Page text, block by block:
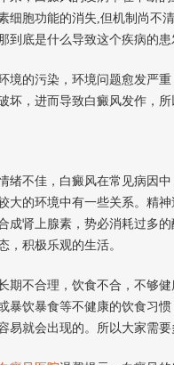
细胞功能的消失,但机制尚不
到底是什么导致这个疾病的患
境的污染，环境问题愈发严
坏，进而导致白癜风发作，所
绪不佳，白癜风在常见病因
大的环境中有一些关系。精
成肾上腺素，势必消耗过多
，积极乐观的生活。
期不合理，饮食不合，不够
暴饮暴食等不健康的饮食习
易就会出现的。所以大家需